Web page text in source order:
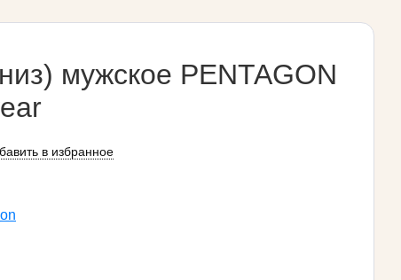
мужское PENTAGON
в избранное